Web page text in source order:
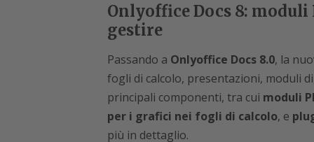
Onlyoffice Docs 8: moduli
gestire
Passando a Onlyoffice Docs 8.0, la
fogli di calcolo, presentazioni, moduli
principali componenti, tra cui moduli
per i grafici nei fogli di calcolo, e
più in dettaglio.